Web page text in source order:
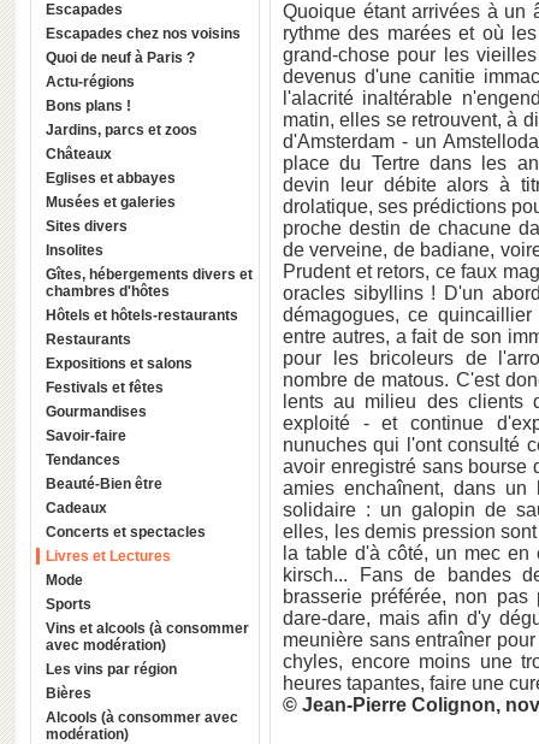
Escapades
Escapades chez nos voisins
Quoi de neuf à Paris ?
Actu-régions
Bons plans !
Jardins, parcs et zoos
Châteaux
Eglises et abbayes
Musées et galeries
Sites divers
Insolites
Gîtes, hébergements divers et
chambres d'hôtes
Hôtels et hôtels-restaurants
Restaurants
Expositions et salons
Festivals et fêtes
Gourmandises
Savoir-faire
Tendances
Beauté-Bien être
Cadeaux
Concerts et spectacles
Livres et Lectures
Mode
Sports
Vins et alcools (à consommer
avec modération)
Les vins par région
Bières
Alcools (à consommer avec
modération)
Quoique étant arrivées à un
rythme des marées et où
grand-chose pour les
devenus d'une canitie
l'alacrité inaltérable
matin, elles se retrouvent, à
d'Amsterdam - un
place du Tertre dans les
devin leur débite alors à
drolatique, ses prédictions
proche destin de chacune
de verveine, de badiane,
Prudent et retors, ce faux
oracles sibyllins ! D'un
démagogues, ce
entre autres, a fait de son
pour les bricoleurs de
nombre de matous. C'est
lents au milieu des clients
exploité - et continue
nunuches qui l'ont consulté
avoir enregistré sans bourse
amies enchaînent, dans
solidaire : un galopin de
elles, les demis pression
la table d'à côté, un mec
kirsch... Fans de bandes
brasserie préférée, non
dare-dare, mais afin d'y
meunière sans entraîner
chyles, encore moins une
heures tapantes, faire une
© Jean-Pierre Colignon,